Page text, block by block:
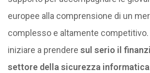
europee alla comprensione di un
complesso e altamente competitivo.
iniziare a prendere sul serio il
settore della sicurezza informatica